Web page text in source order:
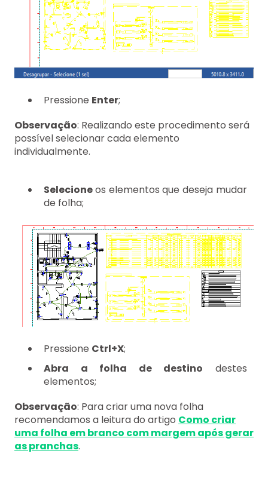
Pressione Enter;
Observação: Realizando este procedimento será
possível selecionar cada elemento
individualmente.
Selecioneos elementos que deseja mudar
de folha;
Pressione Ctrl+X;
Abra a folha de destino destes
elementos;
Observação: Para criar uma nova folha
recomendamos a leitura do artigo Como criar
uma folha em branco com margem após gerar
as pranchas.